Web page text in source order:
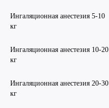
Ингаляционная анестезия 5-10
кг
Ингаляционная анестезия 10-20
кг
Ингаляционная анестезия 20-30
кг